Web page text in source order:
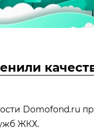
Domofond.ru
ЖКХ.